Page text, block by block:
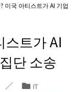
미국 아티스트가 AI 기업
스트가 AI
단 소송
IT